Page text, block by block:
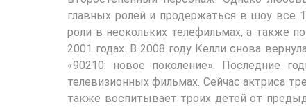
главных ролей и продержаться в шоу все
роли в нескольких телефильмах, а также
2001 годах. В 2008 году Келли снова
«90210: новое поколение». Последние
телевизионных фильмах. Сейчас актриса
также воспитывает троих детей от